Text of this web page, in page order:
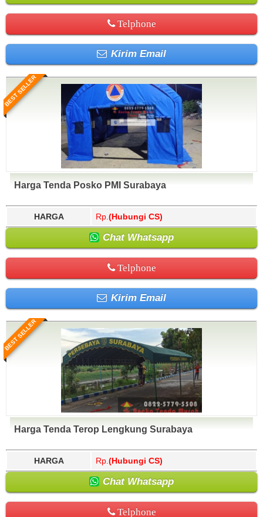
Telphone
Kirim Email
BEST SELLER
Harga Tenda Posko PMI Surabaya
HARGA Rp. (Hubungi CS)
Chat Whatsapp
Telphone
Kirim Email
BEST SELLER
Harga Tenda Terop Lengkung Surabaya
HARGA Rp. (Hubungi CS)
Chat Whatsapp
Telphone